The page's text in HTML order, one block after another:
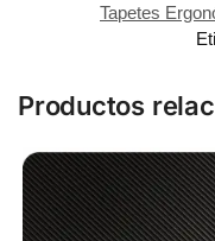
Tapetes
Productos